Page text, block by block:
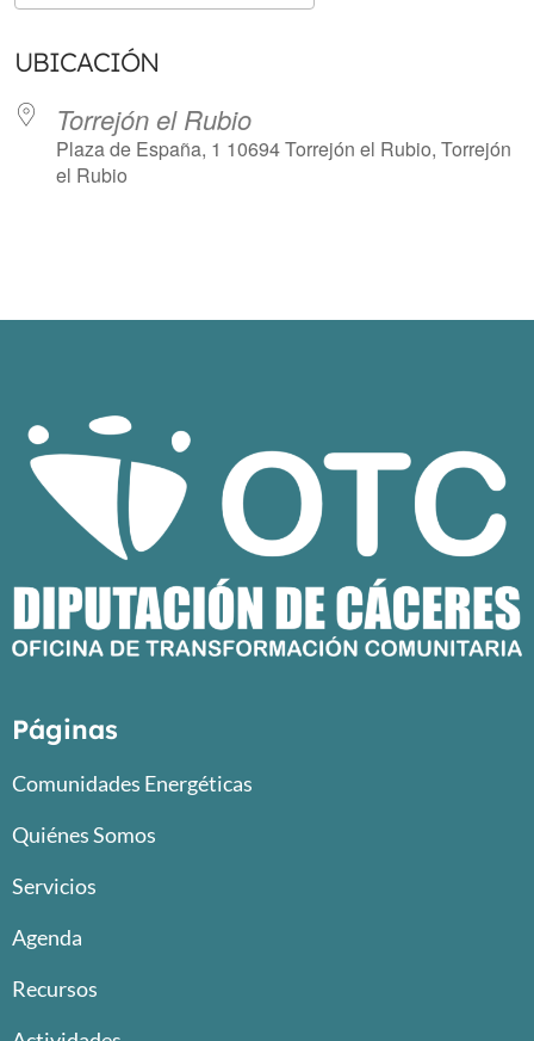
UBICACIÓN
Torrejón el Rubio
Plaza de España, 1 10694 Torrejón el Rubio, Torrejón
el Rubio
Páginas
Comunidades Energéticas
Quiénes Somos
Servicios
Agenda
Recursos